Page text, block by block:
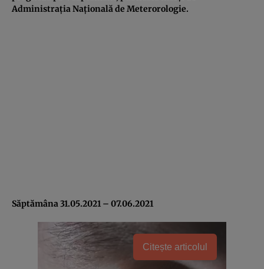
Administrația Națională de Meterorologie.
Săptămâna 31.05.2021 – 07.06.2021
Citește articolul